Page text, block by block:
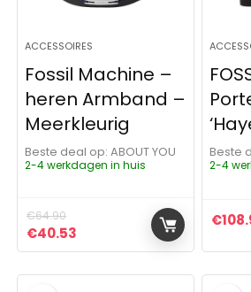
ACCESSOIRES
Fossil Machine –
heren Armband –
Meerkleurig
Beste deal op:
ABOUT YOU
2-4 werkdagen in huis
€64.90
Oorspronkelijke prijs was:
€40.53 Huidige prijs is: €40.53.
Beste
2-4
€